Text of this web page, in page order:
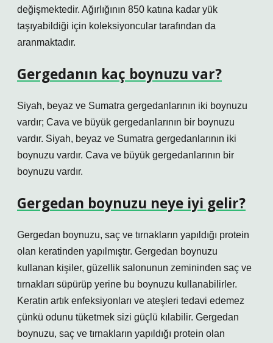
değişmektedir. Ağırlığının 850 katına kadar yük
taşıyabildiği için koleksiyoncular tarafından da
aranmaktadır.
Gergedanın kaç boynuzu var?
Siyah, beyaz ve Sumatra gergedanlarının iki boynuzu
vardır; Cava ve büyük gergedanlarının bir boynuzu
vardır. Siyah, beyaz ve Sumatra gergedanlarının iki
boynuzu vardır. Cava ve büyük gergedanlarının bir
boynuzu vardır.
Gergedan boynuzu neye iyi gelir?
Gergedan boynuzu, saç ve tırnakların yapıldığı protein
olan keratinden yapılmıştır. Gergedan boynuzu
kullanan kişiler, güzellik salonunun zemininden saç ve
tırnakları süpürüp yerine bu boynuzu kullanabilirler.
Keratin artık enfeksiyonları ve ateşleri tedavi edemez
çünkü odunu tüketmek sizi güçlü kılabilir. Gergedan
boynuzu, saç ve tırnakların yapıldığı protein olan